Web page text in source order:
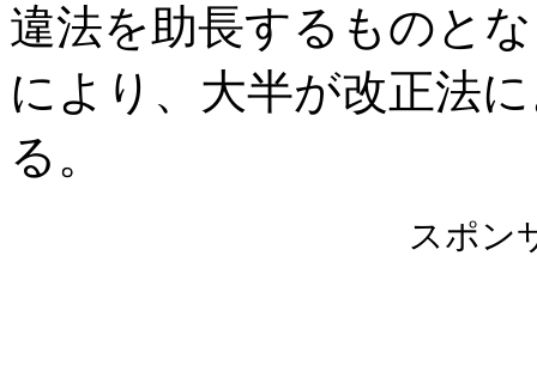
違法を助長するものと
により、大半が改正法
る。
スポン